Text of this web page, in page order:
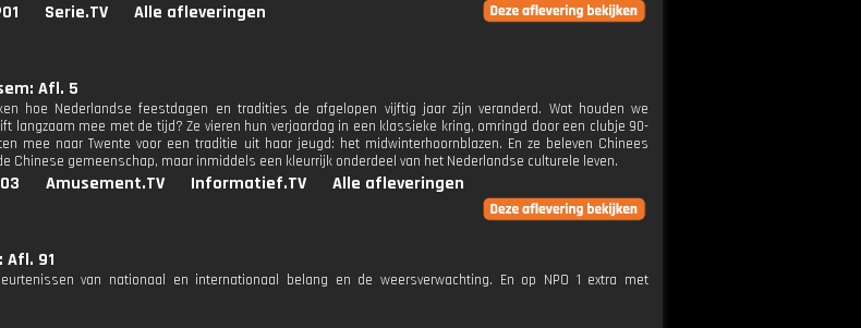
Serie.TV Alle afleveringen
Afl. 5
hoe Nederlandse feestdagen en tradities de afgelopen vijftig jaar zijn veranderd. Wat houden we
langzaam mee met de tijd? Ze vieren hun verjaardag in een klassieke kring, omringd door een clubje 90-
mee naar Twente voor een traditie uit haar jeugd: het midwinterhoornblazen. En ze beleven Chinees
Chinese gemeenschap, maar inmiddels een kleurrijk onderdeel van het Nederlandse culturele leven.
Amusement.TV Informatief.TV Alle afleveringen
Afl. 91
van nationaal en internationaal belang en de weersverwachting. En op NPO 1 extra met